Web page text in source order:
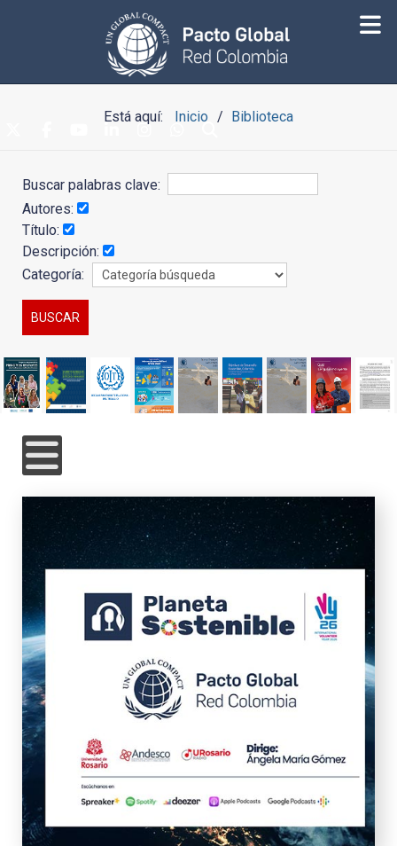
Está aquí: Inicio Biblioteca
Buscar palabras clave:
Autores:
Título:
Descripción:
Categoría: